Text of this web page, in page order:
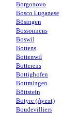
Borgonovo
Bosco Luganese
Bösingen
Bossonnens
Boswil
Bottens
Bottenwil
Botterens
Bottighofen
Bottmingen
Böttstein
Botyre (Ayent)
Boudevilliers